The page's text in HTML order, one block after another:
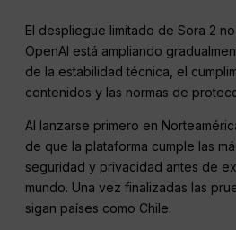
El despliegue limitado de Sora 2
OpenAI está ampliando
de la estabilidad técnica, el
contenidos y las normas de
Al lanzarse primero en
de que la plataforma cumple las
seguridad y privacidad antes de
mundo. Una vez finalizadas las
sigan países como Chile.